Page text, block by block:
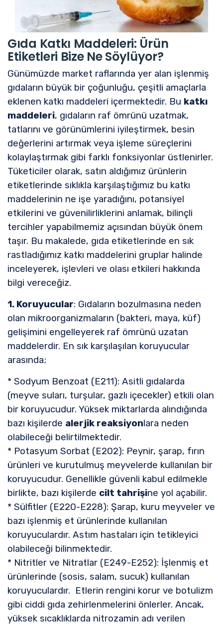
Gıda Katkı Maddeleri: Ürün
Etiketleri Bize Ne Söylüyor?
Günümüzde market raflarında yer alan işlenmiş
gıdaların büyük bir çoğunluğu, çeşitli amaçlarla
eklenen katkı maddeleri içermektedir. Bu katkı
maddeleri, gıdaların raf ömrünü uzatmak,
tatlarını ve görünümlerini iyileştirmek, besin
değerlerini artırmak veya işleme süreçlerini
kolaylaştırmak gibi farklı fonksiyonlar üstlenirler.
Tüketiciler olarak, satın aldığımız ürünlerin
etiketlerinde sıklıkla karşılaştığımız bu katkı
maddelerinin ne işe yaradığını, potansiyel
etkilerini ve güvenilirliklerini anlamak, bilinçli
tercihler yapabilmemiz açısından büyük önem
taşır. Bu makalede, gıda etiketlerinde en sık
rastladığımız katkı maddelerini gruplar halinde
inceleyerek, işlevleri ve olası etkileri hakkında
bilgi vereceğiz.
1. Koruyucular: Gıdaların bozulmasına neden
olan mikroorganizmaların (bakteri, maya, küf)
gelişimini engelleyerek raf ömrünü uzatan
maddelerdir. En sık karşılaşılan koruyucular
arasında;
* Sodyum Benzoat (E211): Asitli gıdalarda
(meyve suları, turşular, gazlı içecekler) etkili olan
bir koruyucudur. Yüksek miktarlarda alındığında
bazı kişilerde alerjik reaksiyonlara neden
olabileceği belirtilmektedir.
* Potasyum Sorbat (E202): Peynir, şarap, fırın
ürünleri ve kurutulmuş meyvelerde kullanılan bir
koruyucudur. Genellikle güvenli kabul edilmekle
birlikte, bazı kişilerde cilt tahrişine yol açabilir.
* Sülfitler (E220-E228): Şarap, kuru meyveler ve
bazı işlenmiş et ürünlerinde kullanılan
koruyuculardır. Astım hastaları için tetikleyici
olabileceği bilinmektedir.
* Nitritler ve Nitratlar (E249-E252): İşlenmiş et
ürünlerinde (sosis, salam, sucuk) kullanılan
koruyuculardır. Etlerin rengini korur ve botulizm
gibi ciddi gıda zehirlenmelerini önlerler. Ancak,
yüksek sıcaklıklarda nitrozamin adı verilen